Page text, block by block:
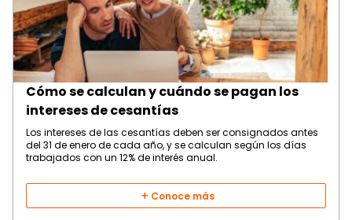
Cómo se calculan y cuándo se pagan los
intereses de cesantías
Los intereses de las cesantías deben ser consignados antes
del 31 de enero de cada año, y se calculan según los días
trabajados con un 12% de interés anual.
Conoce más